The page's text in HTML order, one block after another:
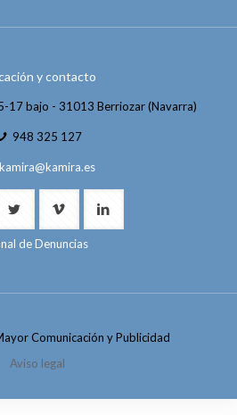
y contacto
17 bajo - 31013 Berriozar (Navarra)
948 325 127
kamira@kamira.es
de Denuncias
Comunicación y Publicidad
Aviso legal